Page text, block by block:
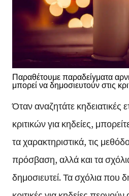
Παραθέτουμε παραδείγματα
μπορεί να δημοσιευτούν στις
Όταν αναζητάτε κηδειατικές
κριτικών για κηδείες,
τα χαρακτηριστικά, τις
πρόσβαση, αλλά και τα
δημοσιευτεί. Τα σχόλια που